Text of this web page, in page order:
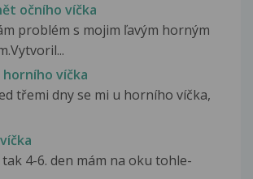
očního víčka
problém s mojim ľavým horným
víčka
třemi dny se mi u horního víčka,
4-6. den mám na oku tohle-